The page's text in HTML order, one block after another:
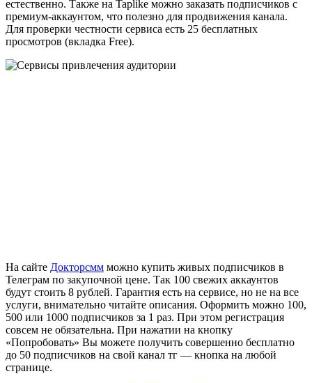
естественно. Также на Taplike можно заказать подписчиков с
премиум-аккаунтом, что полезно для продвижения канала.
Для проверки честности сервиса есть 25 бесплатных
просмотров (вкладка Free).
На сайте Докторсмм можно купить живых подписчиков в
Телеграм по закупочной цене. Так 100 свежих аккаунтов
будут стоить 8 рублей. Гарантия есть на сервисе, но не на все
услуги, внимательно читайте описания. Оформить можно 100,
500 или 1000 подписчиков за 1 раз. При этом регистрация
совсем не обязательна. При нажатии на кнопку
«Попробовать» Вы можете получить совершенно бесплатно
до 50 подписчиков на свой канал тг — кнопка на любой
странице.